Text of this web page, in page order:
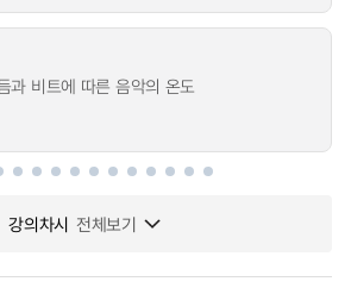
과 비트에 따른 음악의 온도
강의차시 전체보기